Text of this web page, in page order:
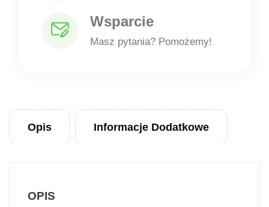
Wsparcie
Masz pytania? Pomożemy!
Opis Informacje Dodatkowe
OPIS